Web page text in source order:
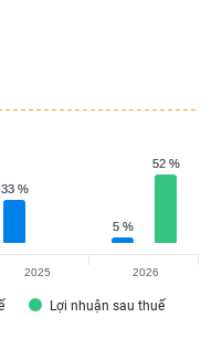
33 %
33 %
5 %
5 %
52 %
52 %
Lợi nhuận sau thuế
2025 2026